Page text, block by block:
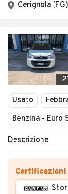
Cerignola (FG)
21
Usato
Benzina - Euro
Descrizione
Certificazioni